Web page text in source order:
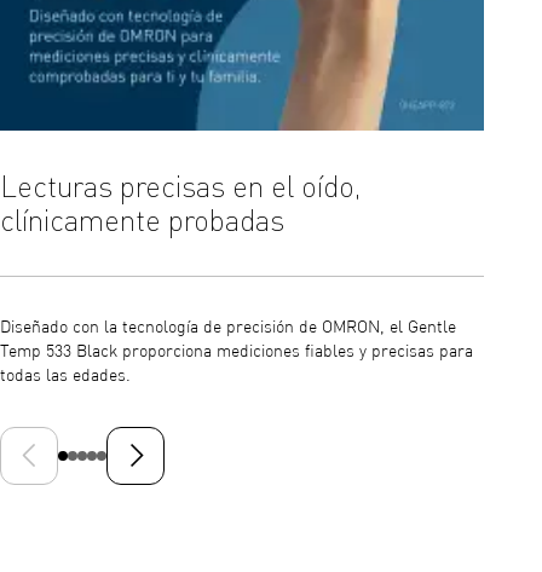
Lecturas precisas en el oído,
clínicamente probadas
Diseñado con la tecnología de precisión de OMRON, el Gentle
Temp 533 Black proporciona mediciones fiables y precisas para
todas las edades.
Diapositiva anteriorSiguiente diapositiva